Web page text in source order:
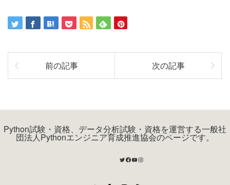
前の記事 次の記事
Python試験・資格、データ分析試験・資格を運営する一般社
団法人Pythonエンジニア育成推進協会のページです。
Twitter
Facebook
YouTube
Instagram
RSS